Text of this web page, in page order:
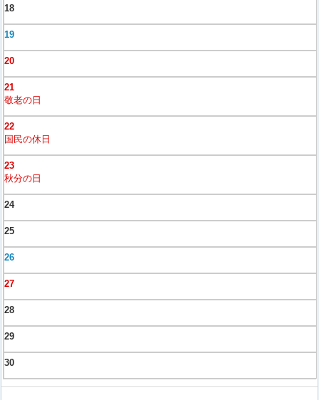
18
19
20
21
敬老の日
22
国民の休日
23
秋分の日
24
25
26
27
28
29
30